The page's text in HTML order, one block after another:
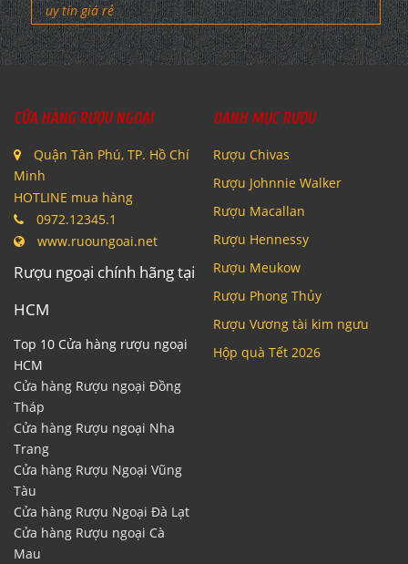
uy tín giá rẻ
CỬA HÀNG RƯỢU NGOẠI
Quận Tân Phú, TP. Hồ Chí
Minh
HOTLINE mua hàng
0972.12345.1
www.ruoungoai.net
Rượu ngoại chính hãng tại
HCM
Top 10 Cửa hàng rượu ngoại
HCM
Cửa hàng Rượu ngoại Đồng
Tháp
Cửa hàng Rượu ngoại Nha
Trang
Cửa hàng Rượu Ngoại Vũng
Tàu
Cửa hàng Rượu Ngoại Đà Lạt
Cửa hàng Rượu ngoại Cà
Mau
DANH MỤC RƯỢU
Rượu Chivas
Rượu Johnnie Walker
Rượu Macallan
Rượu Hennessy
Rượu Meukow
Rượu Phong Thủy
Rượu Vương tài kim ngưu
Hộp quà Tết 2026